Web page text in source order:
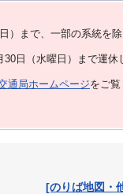
）まで、⼀部の系統を
日（水曜日）まで運休
通局ホームページをご覧
[のりば地図・